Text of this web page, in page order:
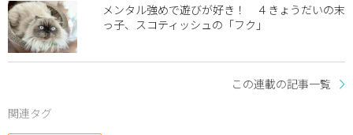
メンタル強めで遊びが好き！ ４きょうだいの末
っ子、スコティッシュの「フク」
この連載の記事一覧
関連タグ